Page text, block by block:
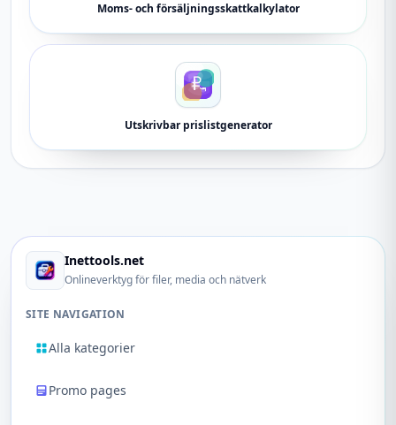
Moms- och försäljningsskattkalkylator
Utskrivbar prislistgenerator
Inettools.net
Onlineverktyg för filer, media och nätverk
SITE NAVIGATION
Alla kategorier
Promo pages